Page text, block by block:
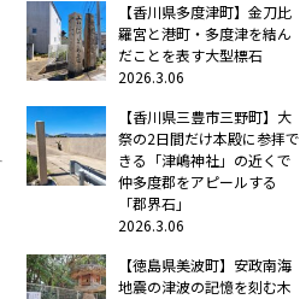
【香川県多度津町】金刀比
羅宮と港町・多度津を結ん
だことを表す大型標石
2026.3.06
【香川県三豊市三野町】大
祭の2日間だけ本殿に参拝で
きる「津嶋神社」の近くで
仲多度郡をアピールする
「郡界石」
2026.3.06
【徳島県美波町】安政南海
地震の津波の記憶を刻む木